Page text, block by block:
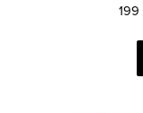
199